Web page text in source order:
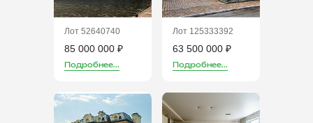
Лот 52640740
85 000 000 ₽
Подробнее...
Лот 125333392
63 500 000 ₽
Подробнее...